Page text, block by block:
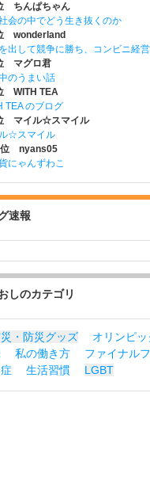
ちんぱちゃん
会の中でどう生き抜くのか
wonderland
出して競争に勝ち、コンビニ経
マグロ君
のうまい話
WITH TEA
TEA のブログ
マイル☆スマイル
☆スマイル
位 nyans05
にゃんずわこ
速報
しのカテゴリ
・防災グッズ オリンピッ
私の働き方 ファイナル
生活習慣 LGBT